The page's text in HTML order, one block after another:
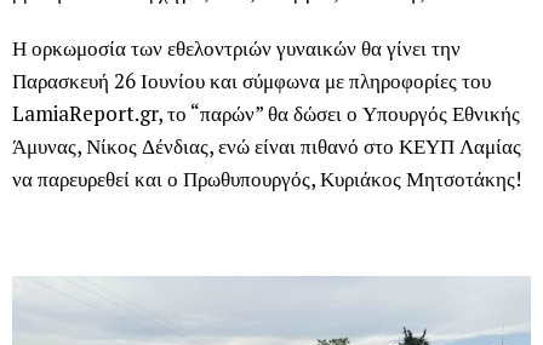
Η ορκωμοσία των εθελοντριών γυναικών θα γίνει την
Παρασκευή 26 Ιουνίου και σύμφωνα με πληροφορίες του
LamiaReport.gr, το “παρών” θα δώσει ο Υπουργός Εθνικής
Άμυνας, Νίκος Δένδιας, ενώ είναι πιθανό στο ΚΕΥΠ Λαμίας
να παρευρεθεί και ο Πρωθυπουργός, Κυριάκος Μητσοτάκης!